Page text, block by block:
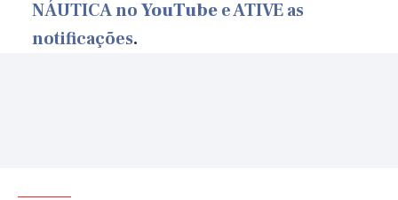
NÁUTICA noYouTubee ATIVE as
notificações.